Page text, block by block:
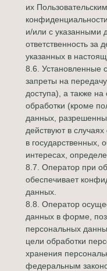
их
и/или с указанными
ответственность за
указанных в
8.6. Установленные
запреты на
доступа), а также на
обработки (кроме
данных,
действуют в
в государственных,
интересах,
8.7. Оператор при
обеспечивает
данных.
8.8. Оператор
данных в форме,
персональных
цели обработки
хранения
федеральным